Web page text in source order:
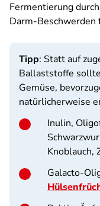
Fermentierung
Darm-Beschwerden
Tipp: Statt auf
Ballaststoffe
Gemüse,
natürlicherweise
Inulin,
Knoblauch,
Galacto-